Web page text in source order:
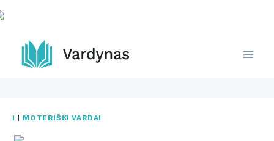
Skip
to
content
I | MOTERIŠKI VARDAI